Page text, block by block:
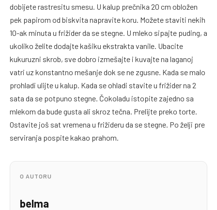
dobijete rastresitu smesu. U kalup prečnika 20 cm obložen
pek papirom od biskvita napravite koru. Možete staviti nekih
10-ak minuta u frižider da se stegne. U mleko sipajte puding, a
ukoliko želite dodajte kašiku ekstrakta vanile. Ubacite
kukuruzni skrob, sve dobro izmešajte i kuvajte na laganoj
vatri uz konstantno mešanje dok se ne zgusne. Kada se malo
prohladi ulijte u kalup. Kada se ohladi stavite u frižider na 2
sata da se potpuno stegne. Čokoladu istopite zajedno sa
mlekom da bude gusta ali skroz tečna. Prelijte preko torte.
Ostavite još sat vremena u frižideru da se stegne. Po želji pre
serviranja pospite kakao prahom.
O AUTORU
belma